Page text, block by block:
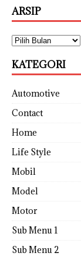
ARSIP
KATEGORI
Automotive
Contact
Home
Life Style
Mobil
Model
Motor
Sub Menu 1
Sub Menu 2